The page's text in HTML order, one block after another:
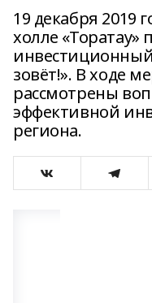
19 декабря 2019
холле
зовёт!». В ходе
рассмотрены
эффективной
региона.